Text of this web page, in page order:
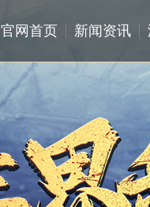
官网首页 新闻资讯